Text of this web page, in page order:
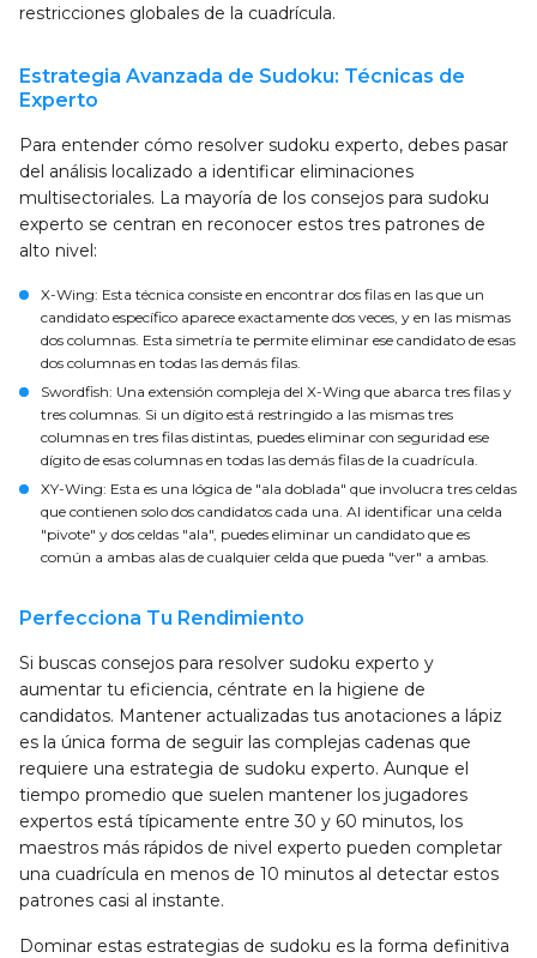
restricciones globales de la cuadrícula.
Estrategia Avanzada de Sudoku: Técnicas de
Experto
Para entender cómo resolver sudoku experto, debes pasar
del análisis localizado a identificar eliminaciones
multisectoriales. La mayoría de los consejos para sudoku
experto se centran en reconocer estos tres patrones de
alto nivel:
X-Wing: Esta técnica consiste en encontrar dos filas en las que un
candidato específico aparece exactamente dos veces, y en las mismas
dos columnas. Esta simetría te permite eliminar ese candidato de esas
dos columnas en todas las demás filas.
Swordfish: Una extensión compleja del X-Wing que abarca tres filas y
tres columnas. Si un dígito está restringido a las mismas tres
columnas en tres filas distintas, puedes eliminar con seguridad ese
dígito de esas columnas en todas las demás filas de la cuadrícula.
XY-Wing: Esta es una lógica de "ala doblada" que involucra tres celdas
que contienen solo dos candidatos cada una. Al identificar una celda
"pivote" y dos celdas "ala", puedes eliminar un candidato que es
común a ambas alas de cualquier celda que pueda "ver" a ambas.
Perfecciona Tu Rendimiento
Si buscas consejos para resolver sudoku experto y
aumentar tu eficiencia, céntrate en la higiene de
candidatos. Mantener actualizadas tus anotaciones a lápiz
es la única forma de seguir las complejas cadenas que
requiere una estrategia de sudoku experto. Aunque el
tiempo promedio que suelen mantener los jugadores
expertos está típicamente entre 30 y 60 minutos, los
maestros más rápidos de nivel experto pueden completar
una cuadrícula en menos de 10 minutos al detectar estos
patrones casi al instante.
Dominar estas estrategias de sudoku es la forma definitiva